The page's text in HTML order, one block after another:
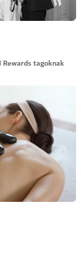
tagoknak